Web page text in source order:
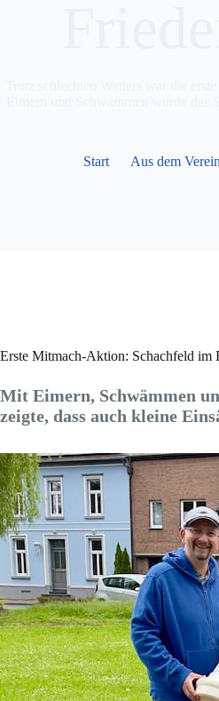
Start Aus dem Verein
Erste Mitmach-Aktion: Schachfeld im
Mit Eimern, Schwämmen
zeigte, dass auch kleine